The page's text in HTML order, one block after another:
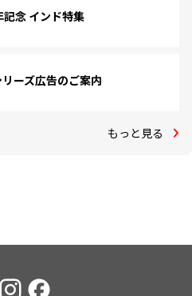
念 インド特集
リーズ広告のご案内
もっと見る